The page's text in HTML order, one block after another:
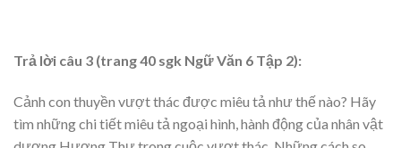
Trả lời câu 3 (trang 40 sgk Ngữ Văn 6 Tập 2):
Cảnh con thuyền vượt thác được miêu tả như thế nào? Hãy
tìm những chi tiết miêu tả ngoại hình, hành động của nhân vật